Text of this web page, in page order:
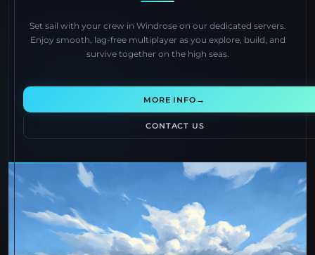
Set sail with your crew in Windrose on our dedicated servers.
Enjoy smooth, lag-free multiplayer as you explore, build, and
survive together on the high seas.
MORE INFO →
CONTACT US